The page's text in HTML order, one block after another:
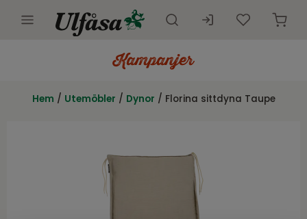
Innemöbler
Hem / Utemöbler / Dynor / Florina sittdyna Taupe